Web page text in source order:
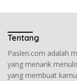
Tentang
Paslen.com adalah
yang menarik
yang membuat